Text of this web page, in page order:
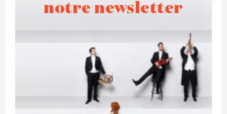
notre newsletter